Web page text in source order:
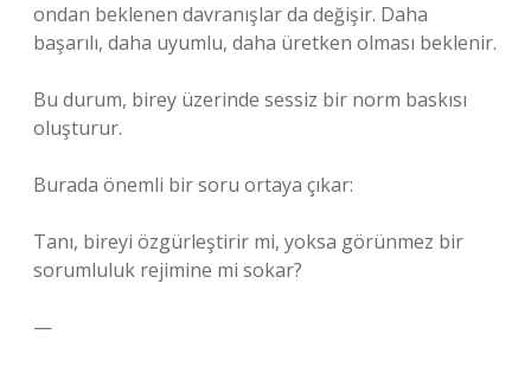
ondan beklenen davranışlar da değişir. Daha
başarılı, daha uyumlu, daha üretken olması beklenir.
Bu durum, birey üzerinde sessiz bir norm baskısı
oluşturur.
Burada önemli bir soru ortaya çıkar:
Tanı, bireyi özgürleştirir mi, yoksa görünmez bir
sorumluluk rejimine mi sokar?
—